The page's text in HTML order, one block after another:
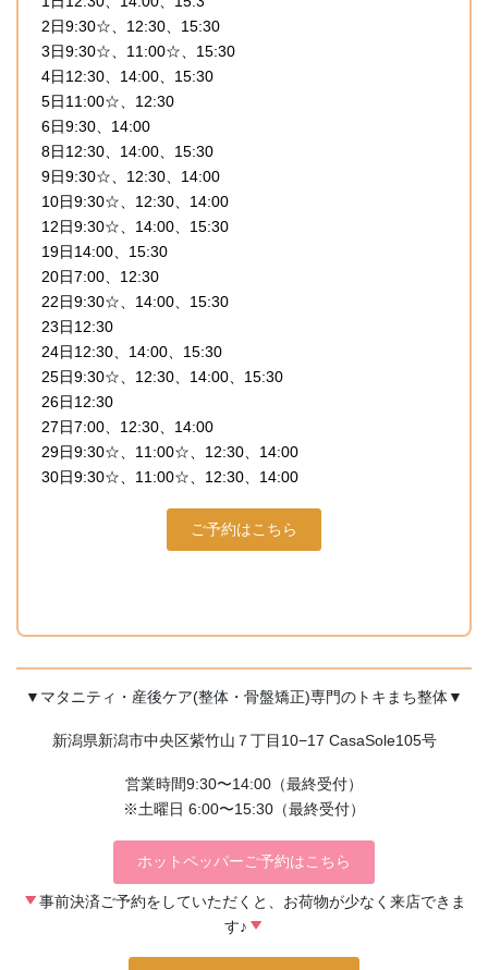
2日9:30☆、12:30、15:30
3日9:30☆、11:00☆、15:30
4日12:30、14:00、15:30
5日11:00☆、12:30
6日9:30、14:00
8日12:30、14:00、15:30
9日9:30☆、12:30、14:00
10日9:30☆、12:30、14:00
12日9:30☆、14:00、15:30
19日14:00、15:30
20日7:00、12:30
22日9:30☆、14:00、15:30
23日12:30
24日12:30、14:00、15:30
25日9:30☆、12:30、14:00、15:30
26日12:30
27日7:00、12:30、14:00
29日9:30☆、11:00☆、12:30、14:00
30日9:30☆、11:00☆、12:30、14:00
ご予約はこちら
▼マタニティ・産後ケア(整体・骨盤矯正)専門のトキまち整体▼
新潟県新潟市中央区紫竹山７丁目10−17 CasaSole105号
営業時間9:30〜14:00（最終受付）
※土曜日 6:00〜15:30（最終受付）
ホットペッパーご予約はこちら
事前決済ご予約をしていただくと、お荷物が少なく来店できま
す♪